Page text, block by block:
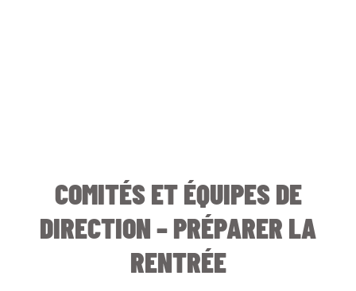
COMITÉS ET ÉQUIPES DE
DIRECTION – PRÉPARER LA
RENTRÉE